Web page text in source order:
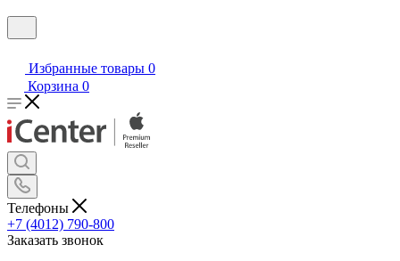
Избранные товары 0
Корзина 0
Телефоны
+7 (4012) 790-800
Заказать звонок